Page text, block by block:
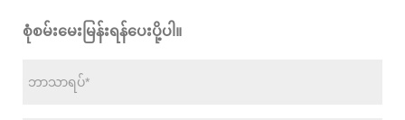
စုံစမ်းမေးမြန်းရန်ပေးပို့ပါ။